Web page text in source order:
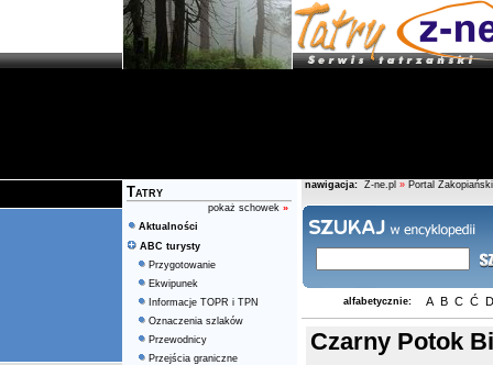
Tatry
pokaż schowek »
Aktualności
ABC turysty
Przygotowanie
Ekwipunek
Informacje TOPR i TPN
Oznaczenia szlaków
Przewodnicy
Przejścia graniczne
nawigacja: Z-ne.pl » Portal Zakopiański
alfabetycznie: A B C Ć D
Czarny Potok